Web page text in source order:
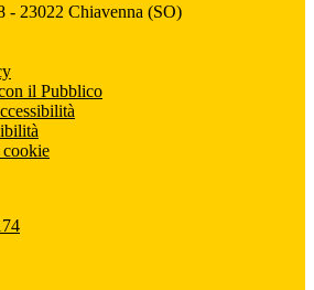
- 23022 Chiavenna (SO)
il Pubblico
cookie